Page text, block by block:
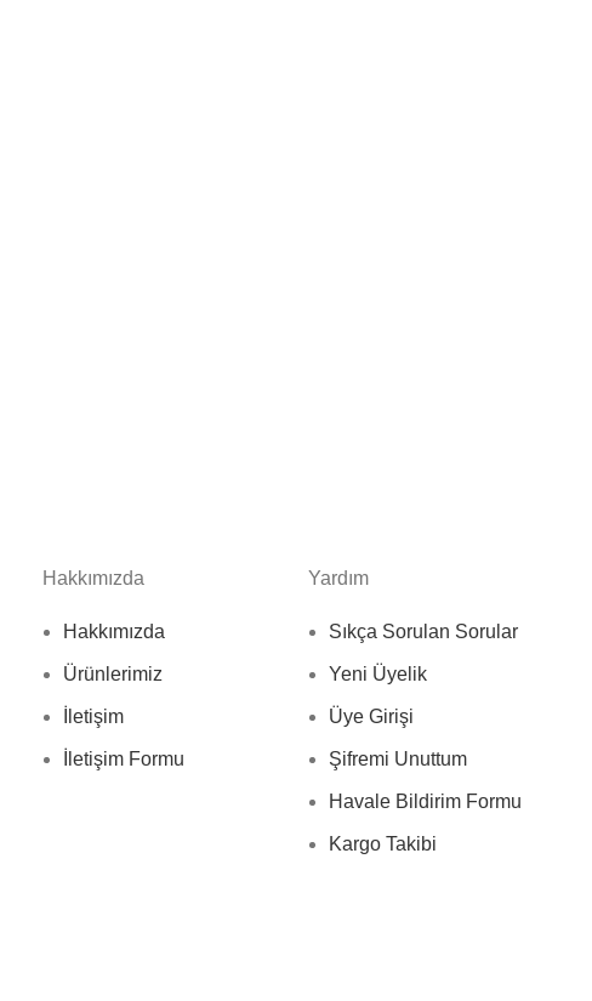
Hakkımızda
Hakkımızda
Ürünlerimiz
İletişim
İletişim Formu
Yardım
Sıkça Sorulan Sorular
Yeni Üyelik
Üye Girişi
Şifremi Unuttum
Havale Bildirim Formu
Kargo Takibi